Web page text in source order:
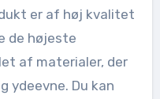
er af høj kvalitet
de højeste
af materialer, der
ydeevne. Du kan